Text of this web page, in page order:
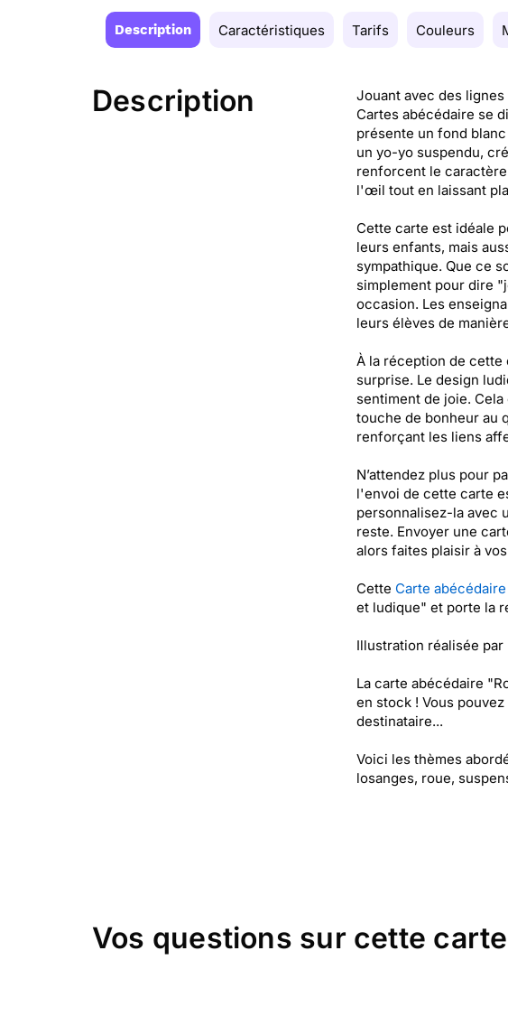
Description Caractéristiques Tarifs Couleurs
Description
Jouant avec des
Cartes abécédaire se
présente un fond
un yo-yo suspendu,
renforcent le
l'œil tout en laissant
Cette carte est idéale
leurs enfants, mais
sympathique. Que ce
simplement pour dire
occasion. Les
leurs élèves de
À la réception de
surprise. Le design
sentiment de joie.
touche de bonheur au
renforçant les liens
N’attendez plus pour
l'envoi de cette carte
personnalisez-la avec
reste. Envoyer une
alors faites plaisir à
Cette Carte abécédaire
et ludique" et porte la
Illustration réalisée par
La carte abécédaire
en stock ! Vous
destinataire...
Voici les thèmes
losanges, roue,
Vos questions sur cette carte